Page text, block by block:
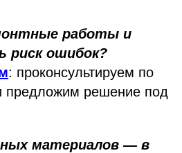
работы и
риск ошибок?
: проконсультируем по
предложим решение под
материалов — в